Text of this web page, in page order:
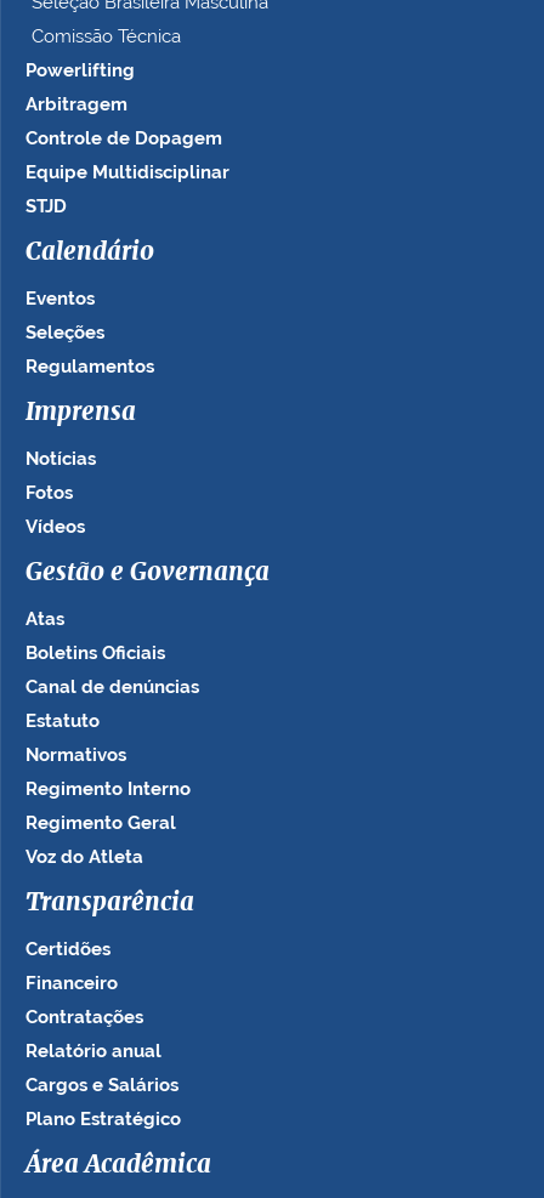
Comissão Técnica
Powerlifting
Arbitragem
Controle de Dopagem
Equipe Multidisciplinar
STJD
Calendário
Eventos
Seleções
Regulamentos
Imprensa
Notícias
Fotos
Vídeos
Gestão e Governança
Atas
Boletins Oficiais
Canal de denúncias
Estatuto
Normativos
Regimento Interno
Regimento Geral
Voz do Atleta
Transparência
Certidões
Financeiro
Contratações
Relatório anual
Cargos e Salários
Plano Estratégico
Área Acadêmica